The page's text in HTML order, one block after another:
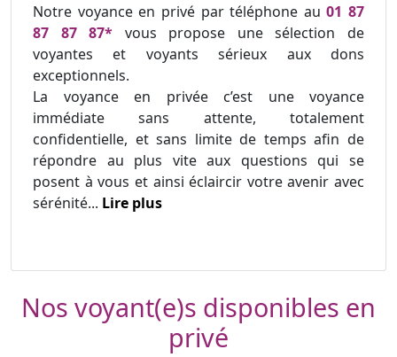
Notre voyance en privé par téléphone au01 87
87 87 87* vous propose une sélection de
voyantes et voyants sérieux aux dons
exceptionnels.
La voyance en privée c’est une voyance
immédiate sans attente, totalement
confidentielle, et sans limite de temps afin de
répondre au plus vite aux questions qui se
posent à vous et ainsi éclaircir votre avenir avec
sérénité... Lire plus
Nos voyant(e)s disponibles en
privé